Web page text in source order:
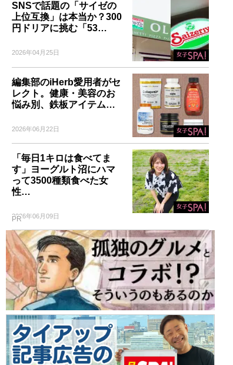
SNSで話題の「サイゼの
上位互換」は本当か？300
円ドリアに挑む「53…
2026年04月25日
編集部のiHerb愛用者がセ
レクト。健康・美容のお
悩み別、鉄板アイテム…
2026年06月22日
「毎日1キロは食べてま
す」ヨーグルト沼にハマ
って3500種類食べた女
性…
2026年06月09日
PR